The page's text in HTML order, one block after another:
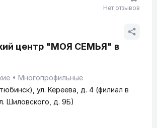
центр "МОЯ СЕМЬЯ" в
Многопрофильные
ул. Кереева, д. 4 (филиал в
Шиловского, д. 9Б)
Нет отзывов